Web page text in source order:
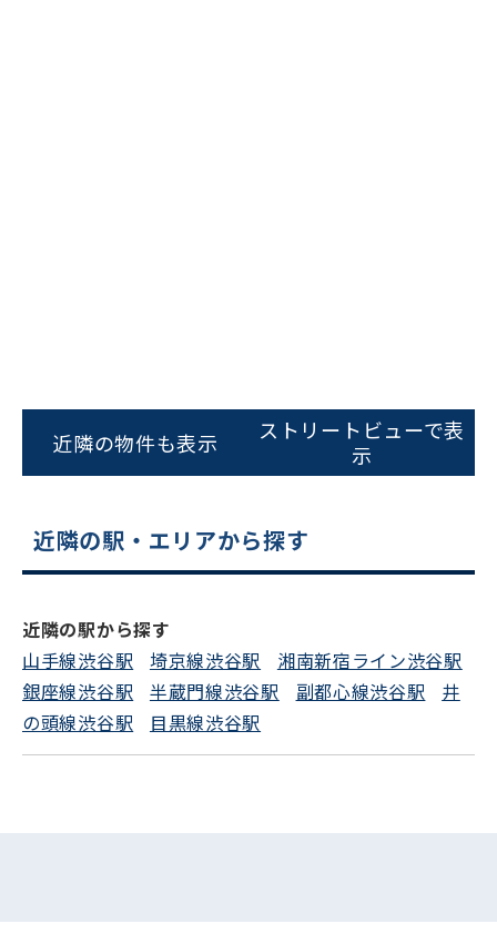
0120-620-213
電話でお問い合わせ
近隣の物件も表示
ストリートビューで表
示
近隣の駅・エリアから探す
近隣の駅から探す
山手線渋谷駅
埼京線渋谷駅
湘南新宿ライン渋谷駅
銀座線渋谷駅
半蔵門線渋谷駅 副都心線渋谷駅
井
の頭線渋谷駅
目黒線渋谷駅